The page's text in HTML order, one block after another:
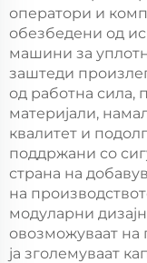
оператори и
обезбедени од
машини за
заштеди
од работна сила,
материјали,
квалитет и
поддржани со
страна на
на
модуларни
овозможуваат на
ја зголемуваат